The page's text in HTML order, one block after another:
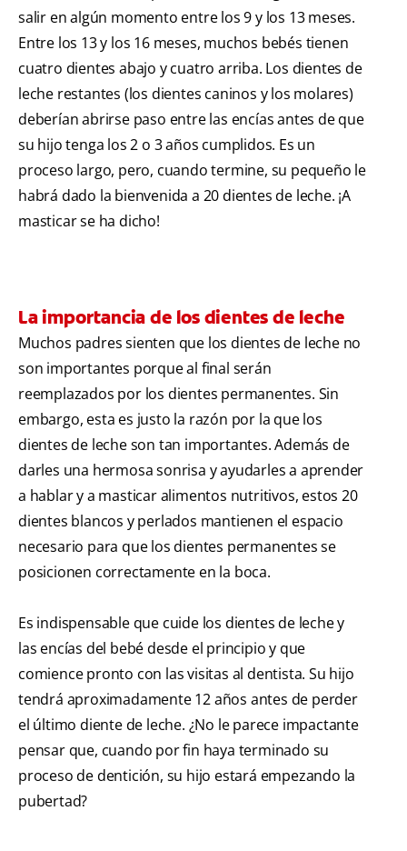
salir en algún momento entre los 9 y los 13 meses.
Entre los 13 y los 16 meses, muchos bebés tienen
cuatro dientes abajo y cuatro arriba. Los dientes de
leche restantes (los dientes caninos y los molares)
deberían abrirse paso entre las encías antes de que
su hijo tenga los 2 o 3 años cumplidos. Es un
proceso largo, pero, cuando termine, su pequeño le
habrá dado la bienvenida a 20 dientes de leche. ¡A
masticar se ha dicho!
La importancia de los dientes de leche
Muchos padres sienten que los dientes de leche no
son importantes porque al final serán
reemplazados por los dientes permanentes. Sin
embargo, esta es justo la razón por la que los
dientes de leche son tan importantes. Además de
darles una hermosa sonrisa y ayudarles a aprender
a hablar y a masticar alimentos nutritivos, estos 20
dientes blancos y perlados mantienen el espacio
necesario para que los dientes permanentes se
posicionen correctamente en la boca.
Es indispensable que cuide los dientes de leche y
las encías del bebé desde el principio y que
comience pronto con las visitas al dentista. Su hijo
tendrá aproximadamente 12 años antes de perder
el último diente de leche. ¿No le parece impactante
pensar que, cuando por fin haya terminado su
proceso de dentición, su hijo estará empezando la
pubertad?